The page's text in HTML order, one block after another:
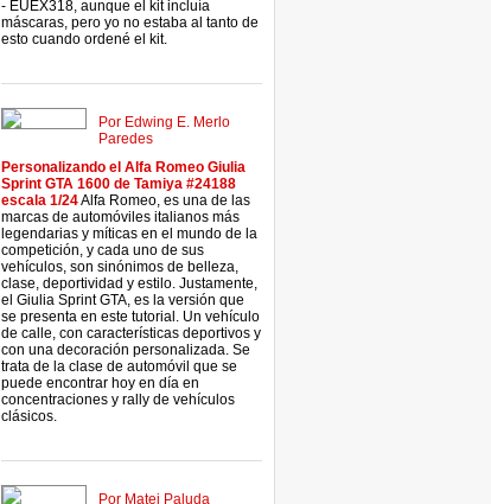
- EUEX318, aunque el kit incluía
máscaras, pero yo no estaba al tanto de
esto cuando ordené el kit.
Por Edwing E. Merlo
Paredes
Personalizando el Alfa Romeo Giulia
Sprint GTA 1600 de Tamiya #24188
escala 1/24Alfa Romeo, es una de las
marcas de automóviles italianos más
legendarias y míticas en el mundo de la
competición, y cada uno de sus
vehículos, son sinónimos de belleza,
clase, deportividad y estilo. Justamente,
el Giulia Sprint GTA, es la versión que
se presenta en este tutorial. Un vehículo
de calle, con características deportivos y
con una decoración personalizada. Se
trata de la clase de automóvil que se
puede encontrar hoy en día en
concentraciones y rally de vehículos
clásicos.
Por Matej Paluda